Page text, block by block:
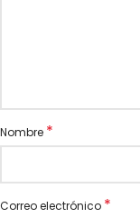
Nombre *
Correo electrónico *